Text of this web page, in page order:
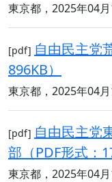
東京都，2025年04
[pdf] 自由民主党
896KB）
東京都，2025年04
[pdf] 自由民主党
部（PDF形式：
東京都，2025年04